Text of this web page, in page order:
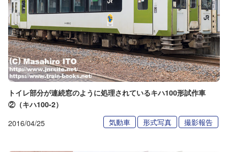
トイレ部分が連続窓のように処理されているキハ100形試作車
②（キハ100-2）
2016/04/25 気動車 形式写真 撮影報告